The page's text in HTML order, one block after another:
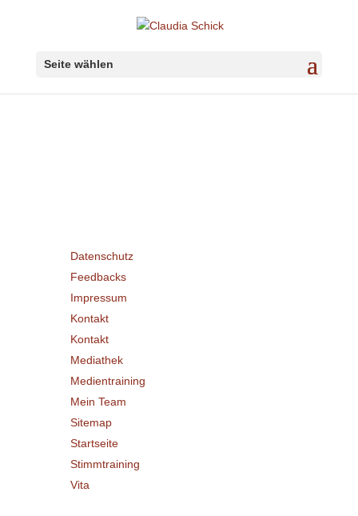
Seite wählen
Datenschutz
Feedbacks
Impressum
Kontakt
Kontakt
Mediathek
Medientraining
Mein Team
Sitemap
Startseite
Stimmtraining
Vita